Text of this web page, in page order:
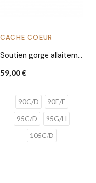
CACHE COEUR
Soutien gorge allaitement Serena | Blush
59,00 €
90C/D
90E/F
95C/D
95G/H
105C/D